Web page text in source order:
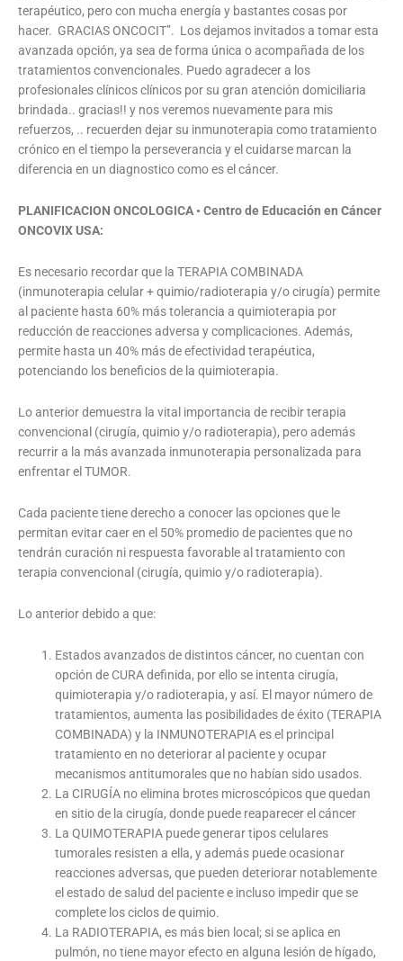
terapéutico, pero con mucha energía y bastantes cosas por
hacer. GRACIAS ONCOCIT”. Los dejamos invitados a tomar esta
avanzada opción, ya sea de forma única o acompañada de los
tratamientos convencionales. Puedo agradecer a los
profesionales clínicos clínicos por su gran atención domiciliaria
brindada.. gracias!! y nos veremos nuevamente para mis
refuerzos, .. recuerden dejar su inmunoterapia como tratamiento
crónico en el tiempo la perseverancia y el cuidarse marcan la
diferencia en un diagnostico como es el cáncer.
PLANIFICACION ONCOLOGICA • Centro de Educación en Cáncer
ONCOVIX USA:
Es necesario recordar que la TERAPIA COMBINADA
(inmunoterapia celular + quimio/radioterapia y/o cirugía) permite
al paciente hasta 60% más tolerancia a quimioterapia por
reducción de reacciones adversa y complicaciones. Además,
permite hasta un 40% más de efectividad terapéutica,
potenciando los beneficios de la quimioterapia.
Lo anterior demuestra la vital importancia de recibir terapia
convencional (cirugía, quimio y/o radioterapia), pero además
recurrir a la más avanzada inmunoterapia personalizada para
enfrentar el TUMOR.
Cada paciente tiene derecho a conocer las opciones que le
permitan evitar caer en el 50% promedio de pacientes que no
tendrán curación ni respuesta favorable al tratamiento con
terapia convencional (cirugía, quimio y/o radioterapia).
Lo anterior debido a que:
Estados avanzados de distintos cáncer, no cuentan con
opción de CURA definida, por ello se intenta cirugía,
quimioterapia y/o radioterapia, y así. El mayor número de
tratamientos, aumenta las posibilidades de éxito (TERAPIA
COMBINADA) y la INMUNOTERAPIA es el principal
tratamiento en no deteriorar al paciente y ocupar
mecanismos antitumorales que no habían sido usados.
La CIRUGÍA no elimina brotes microscópicos que quedan
en sitio de la cirugía, donde puede reaparecer el cáncer
La QUIMOTERAPIA puede generar tipos celulares
tumorales resisten a ella, y además puede ocasionar
reacciones adversas, que pueden deteriorar notablemente
el estado de salud del paciente e incluso impedir que se
complete los ciclos de quimio.
La RADIOTERAPIA, es más bien local; si se aplica en
pulmón, no tiene mayor efecto en alguna lesión de hígado,